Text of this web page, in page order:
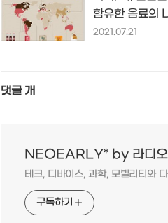
함유한 음료의
인포그래픽 by
2021.07.21
댓글 개
NEOEARLY* by 라디
테크, 디바이스, 과학, 모빌리티와
구독하기